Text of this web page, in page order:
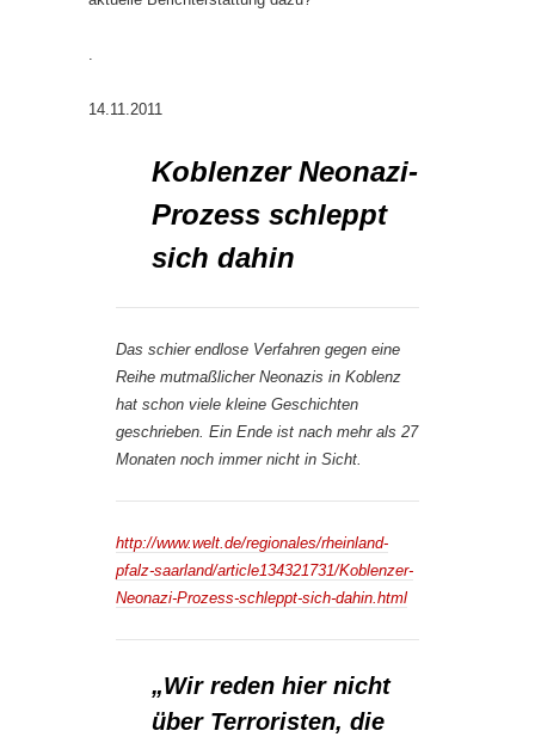
.
14.11.2011
Koblenzer Neonazi-
Prozess schleppt
sich dahin
Das schier endlose Verfahren gegen eine
Reihe mutmaßlicher Neonazis in Koblenz
hat schon viele kleine Geschichten
geschrieben. Ein Ende ist nach mehr als 27
Monaten noch immer nicht in Sicht.
http://www.welt.de/regionales/rheinland-
pfalz-saarland/article134321731/Koblenzer-
Neonazi-Prozess-schleppt-sich-dahin.html
„Wir reden hier nicht
über Terroristen, die